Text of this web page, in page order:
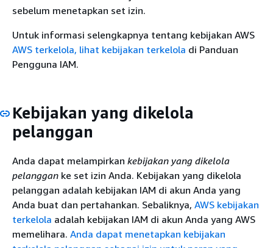
sebelum menetapkan set izin.
Untuk informasi selengkapnya tentang kebijakan AWS
AWS terkelola, lihat kebijakan terkelola di Panduan
Pengguna IAM.
Kebijakan yang dikelola
pelanggan
Anda dapat melampirkan kebijakan yang dikelola
pelanggan ke set izin Anda. Kebijakan yang dikelola
pelanggan adalah kebijakan IAM di akun Anda yang
Anda buat dan pertahankan. Sebaliknya, AWS kebijakan
terkelola adalah kebijakan IAM di akun Anda yang AWS
memelihara. Anda dapat menetapkan kebijakan